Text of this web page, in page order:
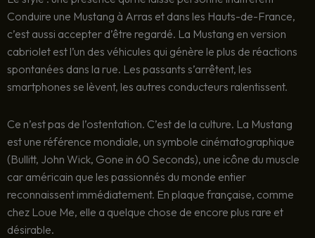
Conduire une Mustang à Arras et dans les Hauts-de-France,
c’est aussi accepter d’être regardé. La Mustang en version
cabriolet est l’un des véhicules qui génère le plus de réactions
spontanées dans la rue. Les passants s’arrêtent, les
smartphones se lèvent, les autres conducteurs ralentissent.
Ce n’est pas de l’ostentation. C’est de la culture. La Mustang
est une référence mondiale, un symbole cinématographique
(Bullitt, John Wick, Gone in 60 Seconds), une icône du muscle
car américain que les passionnés du monde entier
reconnaissent immédiatement. En plaque française, comme
chez Loue Me, elle a quelque chose de encore plus rare et
désirable.